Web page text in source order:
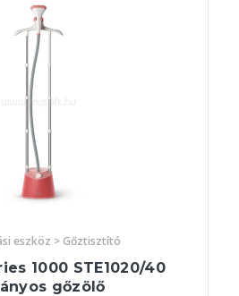
eszköz > Gőztisztító
1000 STE1020/40
gőzölő